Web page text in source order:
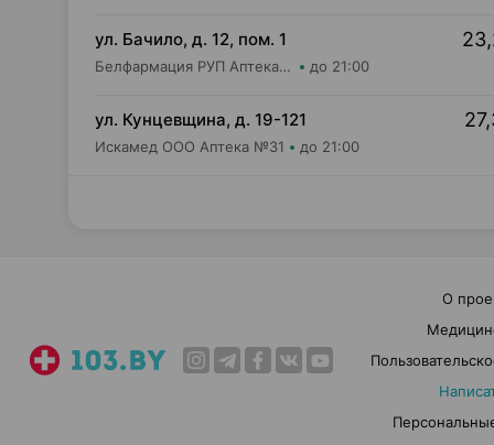
ул. Бачило, д. 12, пом. 1
Белфармация РУП Аптека №102 до 21:00
ул. Кунцевщина, д. 19-121
Искамед ООО Аптека №31 до 21:00
О